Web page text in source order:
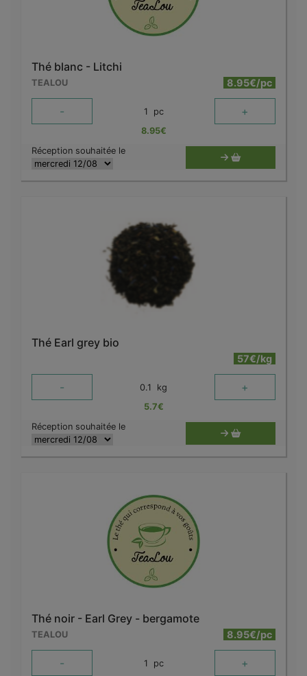
Thé blanc - Litchi
TEALOU 8.95€/pc
- 1 pc +
8.95€
Réception souhaitée le
Thé Earl grey bio
57€/kg
- 0.1 kg +
5.7€
Réception souhaitée le
Thé noir - Earl Grey - bergamote
TEALOU 8.95€/pc
- 1 pc +